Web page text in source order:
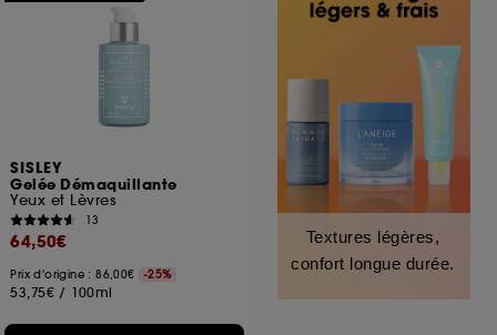
SISLEY
Gelée Démaquillante
Yeux et Lèvres
13
64,50€
Prix d'origine : 86,00€ -25%
53,75€ / 100ml
Textures légères,
confort longue durée.